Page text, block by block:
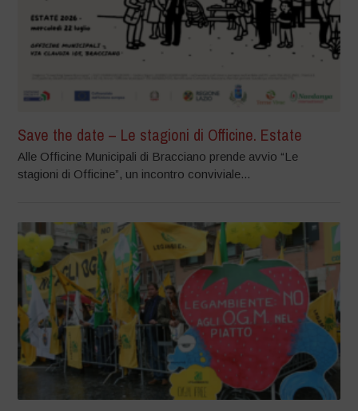
Save the date – Le stagioni di Officine. Estate
Alle Officine Municipali di Bracciano prende avvio “Le
stagioni di Officine”, un incontro conviviale...